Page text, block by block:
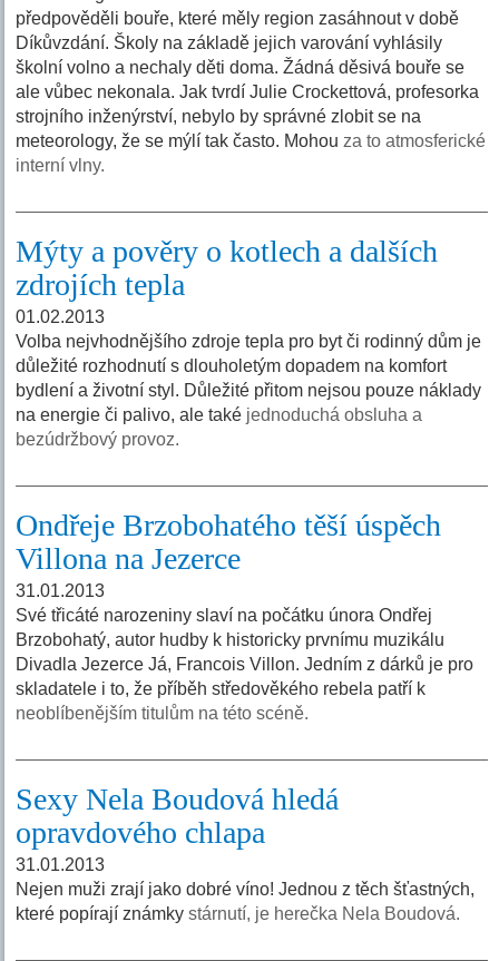
předpověděli bouře, které měly region zasáhnout v době
Díkůvzdání. Školy na základě jejich varování vyhlásily
školní volno a nechaly děti doma. Žádná děsivá bouře se
ale vůbec nekonala. Jak tvrdí Julie Crockettová, profesorka
strojního inženýrství, nebylo by správné zlobit se na
meteorology, že se mýlí tak často. Mohou za to atmosferické
interní vlny.
Mýty a pověry o kotlech a dalších
zdrojích tepla
01.02.2013
Volba nejvhodnějšího zdroje tepla pro byt či rodinný dům je
důležité rozhodnutí s dlouholetým dopadem na komfort
bydlení a životní styl. Důležité přitom nejsou pouze náklady
na energie či palivo, ale také jednoduchá obsluha a
bezúdržbový provoz.
Ondřeje Brzobohatého těší úspěch
Villona na Jezerce
31.01.2013
Své třicáté narozeniny slaví na počátku února Ondřej
Brzobohatý, autor hudby k historicky prvnímu muzikálu
Divadla Jezerce Já, Francois Villon. Jedním z dárků je pro
skladatele i to, že příběh středověkého rebela patří k
neoblíbenějším titulům na této scéně.
Sexy Nela Boudová hledá
opravdového chlapa
31.01.2013
Nejen muži zrají jako dobré víno! Jednou z těch šťastných,
které popírají známkystárnutí, je herečka Nela Boudová.